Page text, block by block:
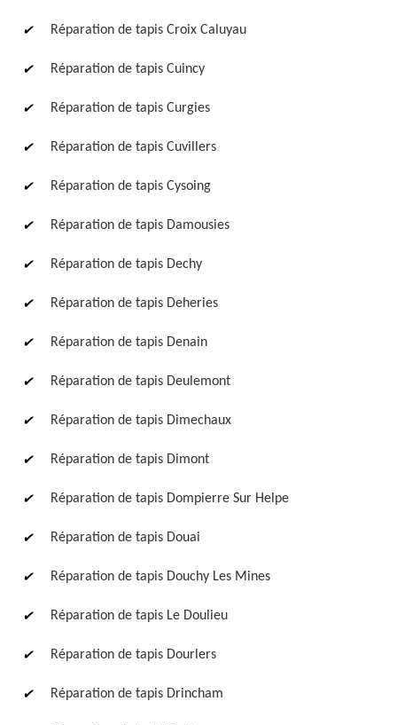
Réparation de tapis Croix Caluyau
Réparation de tapis Cuincy
Réparation de tapis Curgies
Réparation de tapis Cuvillers
Réparation de tapis Cysoing
Réparation de tapis Damousies
Réparation de tapis Dechy
Réparation de tapis Deheries
Réparation de tapis Denain
Réparation de tapis Deulemont
Réparation de tapis Dimechaux
Réparation de tapis Dimont
Réparation de tapis Dompierre Sur Helpe
Réparation de tapis Douai
Réparation de tapis Douchy Les Mines
Réparation de tapis Le Doulieu
Réparation de tapis Dourlers
Réparation de tapis Drincham